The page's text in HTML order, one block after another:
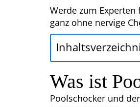
Werde zum
ganz ohne nervige
Was ist
Poolschocker und